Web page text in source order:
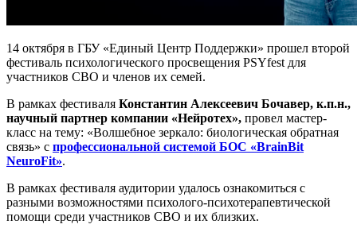
14 октября в ГБУ «Единый Центр Поддержки» прошел второй
фестиваль психологического просвещения PSYfest для
участников СВО и членов их семей.
В рамках фестиваля Константин Алексеевич Бочавер, к.п.н.,
научный партнер компании «Нейротех», провел мастер-
класс на тему: «Волшебное зеркало: биологическая обратная
связь» с профессиональной системой БОС «BrainBit
NeuroFit».
В рамках фестиваля аудитории удалось ознакомиться с
разными возможностями психолого-психотерапевтической
помощи среди участников СВО и их близких.